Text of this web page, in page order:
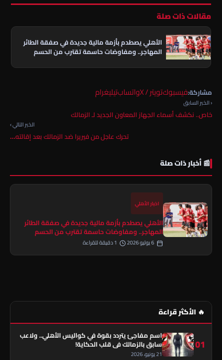
مقالات ذات صلة
الأهلي يصطدم بأزمة مالية جديدة في صفقة الطائر
المهاجر.. ومفاوضات حاسمة تقترب من الحسم
مشاركة:فيسبوكتويتر / X واتسابتيليغرام
‹ الخبر السابق
خاص.. نكشف أسماء الجهاز المعاون الجديد لـ الزمالك
الخبر التالي ›
تحرك عاجل من فيريرا ضد الزمالك بعد إقالته…
📰 أخبار ذات صلة
اخبار الأهلي
الأهلي يصطدم بأزمة مالية جديدة في صفقة الطائر
المهاجر.. ومفاوضات حاسمة تقترب من الحسم
🔥 الأكثر قراءة
01
اسم مفاجئ يتردد بقوة في كواليس الأهلي.. ولاعب
سابق بالزمالك في قلب الحكاية!
21 يونيو، 2026